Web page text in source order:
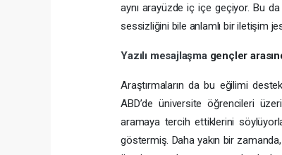
aynı arayüzde iç içe geçiyor. Bu
sessizliğini bile anlamlı bir iletişim
Yazılı mesajlaşma gençler
Araştırmaların da bu eğilimi
ABD’de üniversite öğrencileri
aramaya tercih ettiklerini
göstermiş. Daha yakın bir